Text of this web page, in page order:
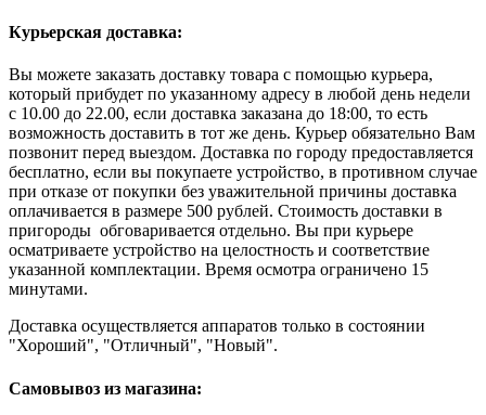
Курьерская доставка:
Вы можете заказать доставку товара с помощью курьера,
который прибудет по указанному адресу в любой день недели
с 10.00 до 22.00, если доставка заказана до 18:00, то есть
возможность доставить в тот же день. Курьер обязательно Вам
позвонит перед выездом. Доставка по городу предоставляется
бесплатно, если вы покупаете устройство, в противном случае
при отказе от покупки без уважительной причины доставка
оплачивается в размере 500 рублей. Стоимость доставки в
пригороды обговаривается отдельно. Вы при курьере
осматриваете устройство на целостность и соответствие
указанной комплектации. Время осмотра ограничено 15
минутами.
Доставка осуществляется аппаратов только в состоянии
"Хороший", "Отличный", "Новый".
Самовывоз из магазина: